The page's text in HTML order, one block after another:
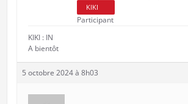
KIKI
Participant
KIKI : IN
A bientôt
5 octobre 2024 à 8h03